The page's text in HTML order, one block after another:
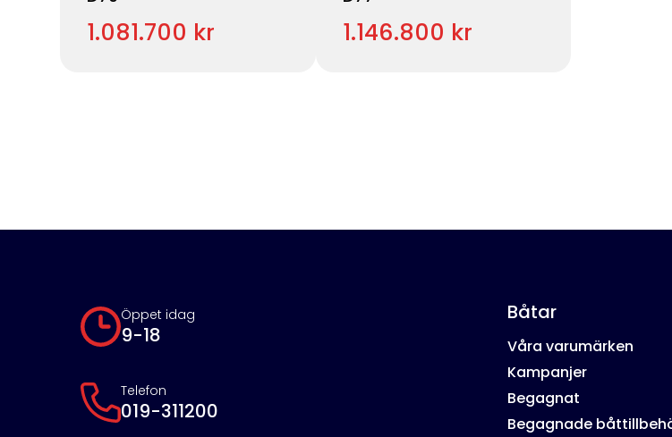
1.081.700 kr 1.146.800 kr
Öppet idag
9-18
Telefon
019-311200
Båtar
Våra varumärken
Kampanjer
Begagnat
Begagnade